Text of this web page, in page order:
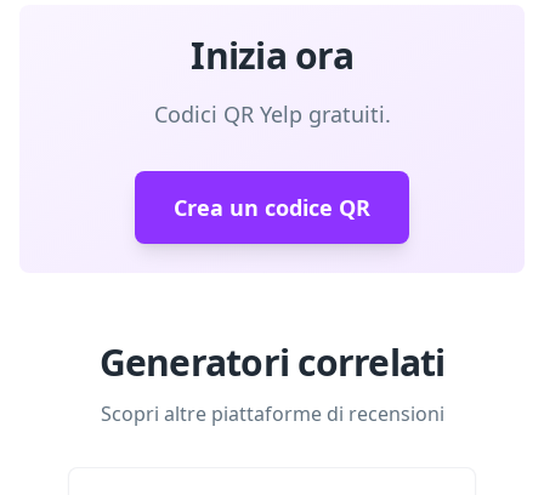
Inizia ora
Codici QR Yelp gratuiti.
Crea un codice QR
Generatori correlati
Scopri altre piattaforme di recensioni